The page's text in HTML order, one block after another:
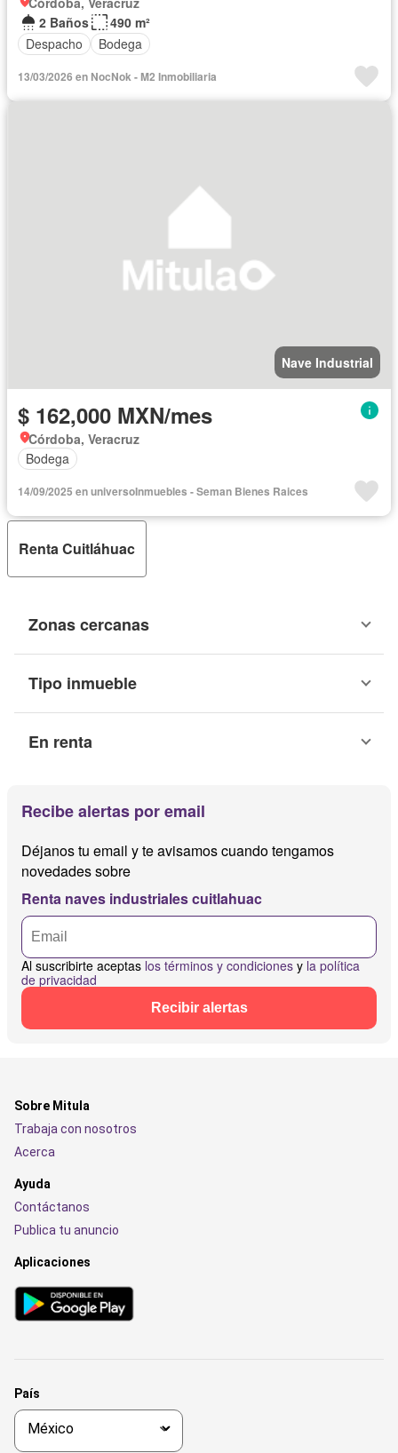
2 Baños
490 m²
Despacho
Bodega
13/03/2026 en NocNok - M2 Inmobiliaria
Nave Industrial
$ 162,000 MXN/mes
Córdoba, Veracruz
Bodega
14/09/2025 en universoInmuebles - Seman Bienes Raices
Renta Cuitláhuac
Zonas cercanas
Tipo inmueble
En renta
Recibe alertas por email
Déjanos tu email y te avisamos cuando tengamos
novedades sobre
Renta naves industriales cuitlahuac
Al suscribirte aceptas los términos y condiciones y la política
de privacidad
Recibir alertas
Sobre Mitula
Trabaja con nosotros
Acerca
Ayuda
Contáctanos
Publica tu anuncio
Aplicaciones
País